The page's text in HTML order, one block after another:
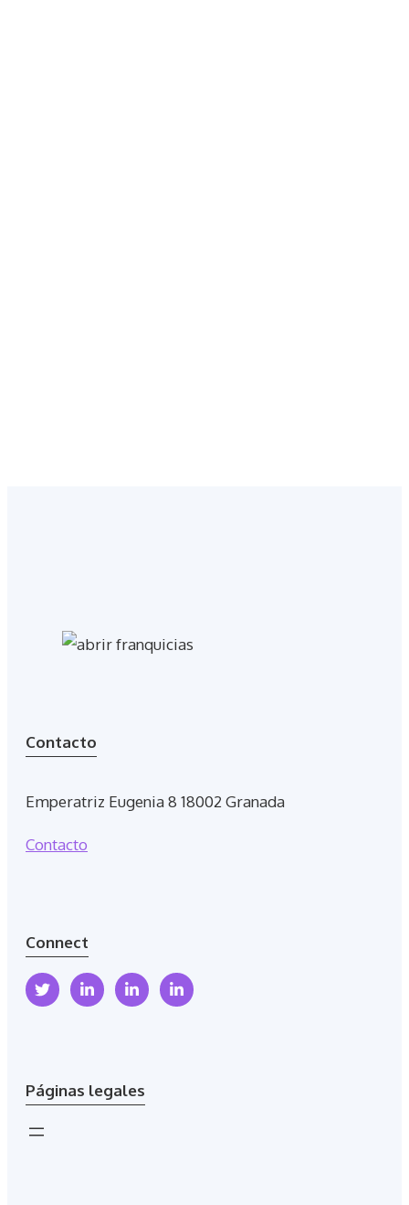
Contacto
Emperatriz Eugenia 8 18002 Granada
Contacto
Connect
Páginas legales